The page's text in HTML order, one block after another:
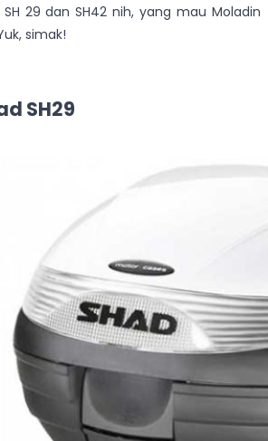
29 dan SH42 nih, yang mau Moladin
simak!
SH29